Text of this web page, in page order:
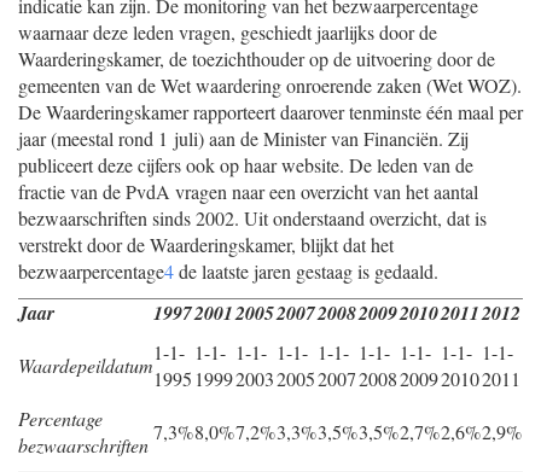
indicatie kan zijn. De monitoring van het bezwaarpercentage
waarnaar deze leden vragen, geschiedt jaarlijks door de
Waarderingskamer, de toezichthouder op de uitvoering door de
gemeenten van de Wet waardering onroerende zaken (Wet WOZ).
De Waarderingskamer rapporteert daarover tenminste één maal per
jaar (meestal rond 1 juli) aan de Minister van Financiën. Zij
publiceert deze cijfers ook op haar website. De leden van de
fractie van de PvdA vragen naar een overzicht van het aantal
bezwaarschriften sinds 2002. Uit onderstaand overzicht, dat is
verstrekt door de Waarderingskamer, blijkt dat het
bezwaarpercentage4de laatste jaren gestaag is gedaald.
Jaar 199720012005200720082009201020112012
Waardepeildatum
1-1-
1995
1-1-
1999
1-1-
2003
1-1-
2005
1-1-
2007
1-1-
2008
1-1-
2009
1-1-
2010
1-1-
2011
Percentage
bezwaarschriften
7,3%8,0%7,2%3,3%3,5%3,5%2,7%2,6%2,9%